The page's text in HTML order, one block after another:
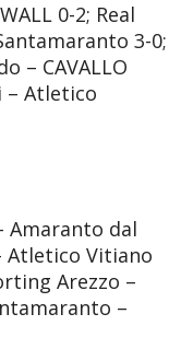
0-2; Real
3-0;
– CAVALLO
– Atletico
Amaranto dal
Atletico Vitiano
Arezzo –
–